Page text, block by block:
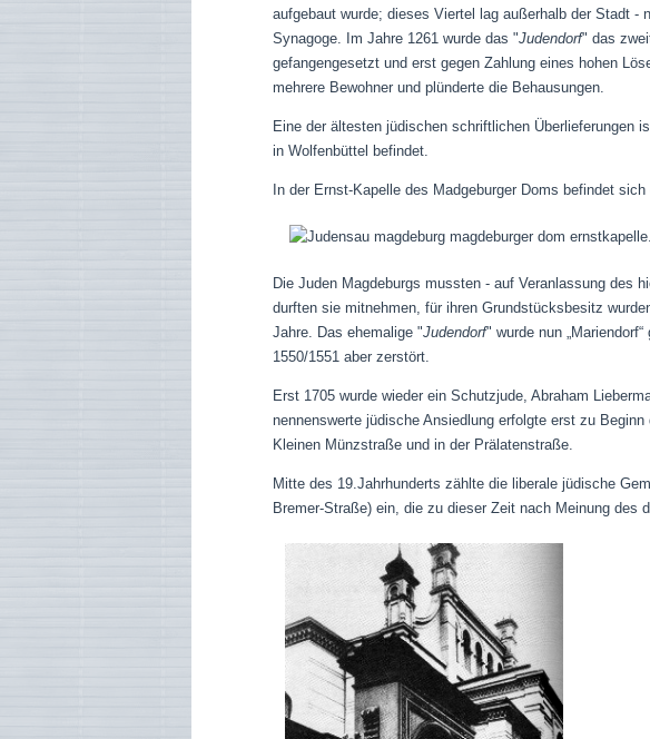
aufgebaut wurde; dieses Viertel lag außerhalb der Stadt -
Synagoge. Im Jahre 1261 wurde das "Judendorf" das
gefangengesetzt und erst gegen Zahlung eines hohen
mehrere Bewohner und plünderte die Behausungen.
Eine der ältesten jüdischen schriftlichen Überlieferungen
in Wolfenbüttel befindet.
In der Ernst-Kapelle des Madgeburger Doms befindet
Die Juden Magdeburgs mussten - auf Veranlassung des
durften sie mitnehmen, für ihren Grundstücksbesitz
Jahre. Das ehemalige "Judendorf" wurde nun
1550/1551 aber zerstört.
Erst 1705 wurde wieder ein Schutzjude, Abraham
nennenswerte jüdische Ansiedlung erfolgte erst zu
Kleinen Münzstraße und in der Prälatenstraße.
Mitte des 19.Jahrhunderts zählte die liberale jüdische
Bremer-Straße) ein, die zu dieser Zeit nach Meinung des